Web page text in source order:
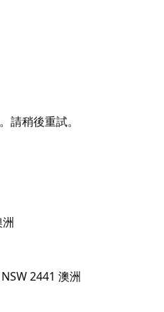
亞拉哈皮尼山 (Mount
，班克木花盛開，沿途點
角國家公園 (Hat Head
Cape) 附近的海岸
然後返回格拉西角 (Grassy
時還可以欣賞附近巨大的原
餐區 (The Pines picnic
方，孩子們一定會喜歡看
請稍後重試。